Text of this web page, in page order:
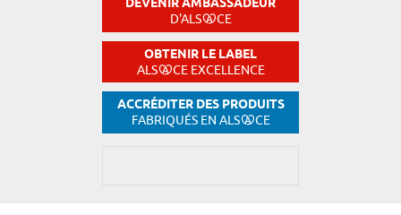
DEVENIR AMBASSADEUR
D'ALS CE
OBTENIR LE LABEL
ALS CE EXCELLENCE
ACCRÉDITER DES PRODUITS
FABRIQUÉS EN ALS CE